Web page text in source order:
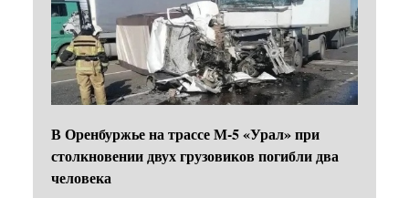
В Оренбуржье на трассе М-5 «Урал» при
столкновении двух грузовиков погибли два
человека